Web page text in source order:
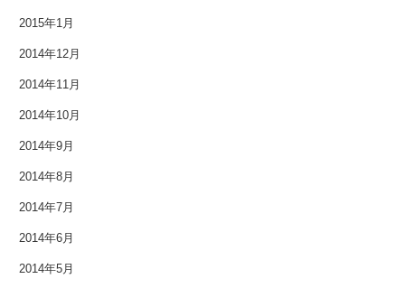
2015年1月
2014年12月
2014年11月
2014年10月
2014年9月
2014年8月
2014年7月
2014年6月
2014年5月